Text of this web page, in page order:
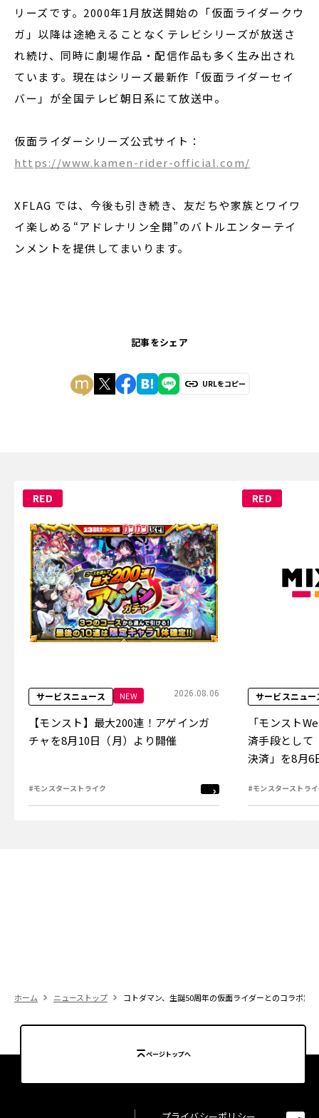
リーズです。2000年1月放送開始の「仮面ライダークウ
ガ」以降は途絶えることなくテレビシリーズが放送さ
れ続け、同時に劇場作品・配信作品も多く生み出され
ています。現在はシリーズ最新作「仮面ライダーセイ
バー」が全国テレビ朝日系にて放送中。
仮面ライダーシリーズ公式サイト：
https://www.kamen-rider-official.com/
XFLAG では、今後も引き続き、友だちや家族とワイワ
イ楽しめる“アドレナリン全開”のバトルエンターテイ
ンメントを提供してまいります。
記事をシェア
URLをコピー
RED
サービスニュース NEW 2026.08.06
【モンスト】最大200連！アゲインガ
チャを8月10日（月）より開催
#モンスターストライク
RED
サービスニュー
「モンスト
済手段として
決済」を8月6
#モンスターストラ
ホーム ニューストップ コトダマン、生誕50周年の仮面ライダーとのコラボ第
ページトップへ